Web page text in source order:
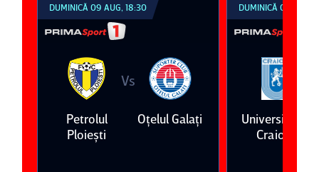
DUMINICĂ 09 AUG, 18:30
Petrolul
Ploieşti
Vs
Oţelul Galaţi
DUMINICĂ 09 AUG,
Universitatea
Craiova